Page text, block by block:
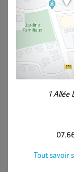
1 Allée
Tout savoir